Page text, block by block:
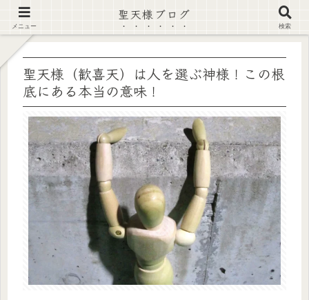
【注意喚起】偽サイト及び偽情報に注意 ▶確認する◀
聖天様（歓喜天）は人を選ぶ神様！この根
底にある本当の意味！
メニュー
聖天様ブログ
検索